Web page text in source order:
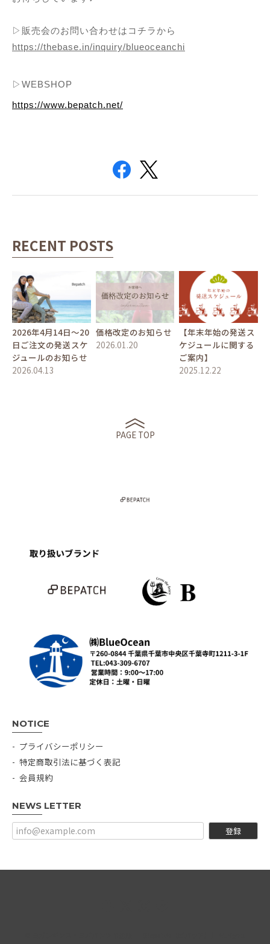
▷販売会のお問い合わせはコチラから
https://thebase.in/inquiry/blueoceanchi
▷WEBSHOP
https://www.bepatch.net/
RECENT POSTS
2026年4月14日〜20
日ご注文の発送スケ
ジュールのお知らせ
2026.04.13
価格改定のお知らせ
2026.01.20
【年末年始の発送ス
ケジュールに関する
ご案内】
2025.12.22
PAGE TOP
NOTICE
プライバシーポリシー
特定商取引法に基づく表記
会員規約
NEWS LETTER
登録